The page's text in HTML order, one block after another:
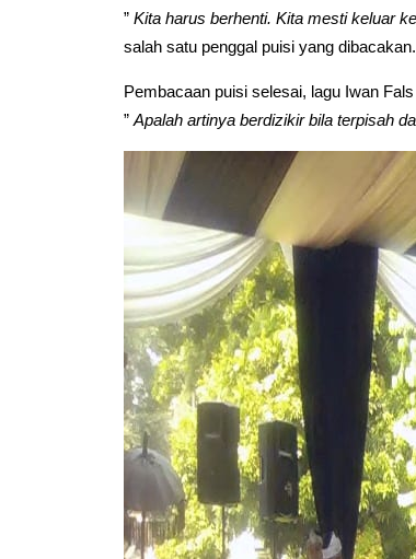
”Kita harus berhenti. Kita mesti keluar
salah satu penggal puisi yang dibacakan.
Pembacaan puisi selesai, lagu Iwan
”Apalah artinya berdizikir bila terpisah